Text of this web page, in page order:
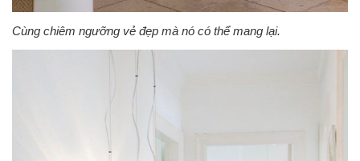
Cùng chiêm ngưỡng vẻ đẹp mà nó có thể mang lại.